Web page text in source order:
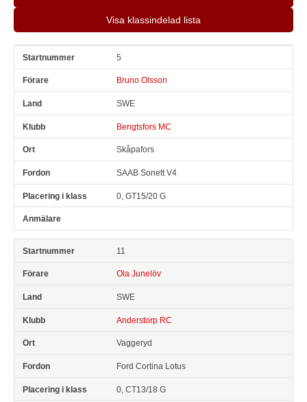
Visa klassindelad lista
Snr Förare 5
Bruno Olsson
SWE
Bengtsfors MC
Skåpafors
SAAB Sonett V4
0, GT15/20 G
11
Ola Junelöv
SWE
Anderstorp RC
Vaggeryd
Ford Cortina Lotus
0, CT13/18 G